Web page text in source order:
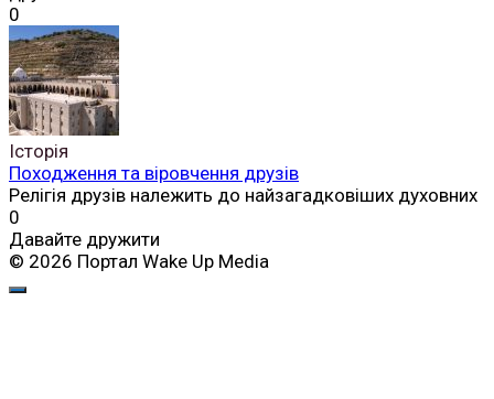
0
Історія
Походження та віровчення друзів
Релігія друзів належить до найзагадковіших духовних
0
Давайте дружити
© 2026 Портал Wake Up Media